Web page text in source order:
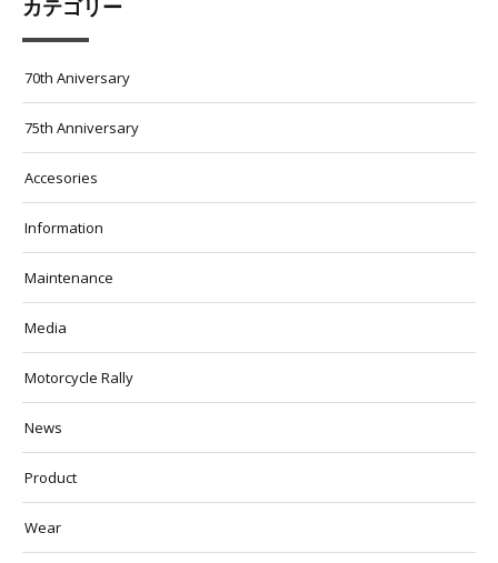
カテゴリー
70th Aniversary
75th Anniversary
Accesories
Information
Maintenance
Media
Motorcycle Rally
News
Product
Wear